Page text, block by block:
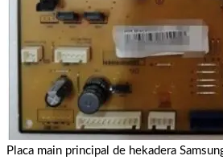
Placa main principal de hekadera